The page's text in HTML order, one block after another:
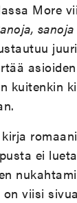
More
sanoja
kuitenkin
ei
viisi